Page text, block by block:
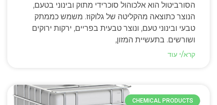
הסורביטול הוא אלכוהול סוכרידי מתוק ובינוני בטעם,
הנוצר כתוצאה מהקליטה של גלוקוז. משמש כממתק
טבעי ובינוני טעם, ונוצר טבעית בפריים, ירקות ירוקים
ושורשים. בתעשיית המזון,
קרא/י עוד
CHEMICAL PRODUCTS